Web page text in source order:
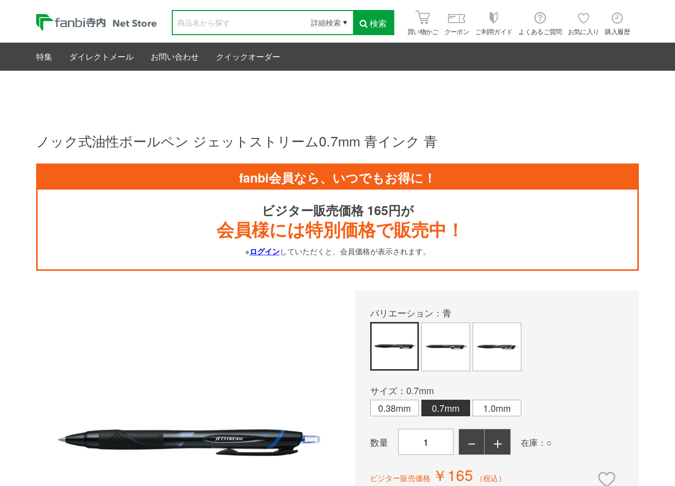
検索
詳細検索
買い物かご クーポン ご利用ガイド よくあるご質問 お気に入り 購入履歴
特集 ダイレクトメール お問い合わせ クイックオーダー
ノック式油性ボールペン ジェットストリーム0.7mm 青インク 青
fanbi会員なら、いつでもお得に！
ビジター販売価格 165円が
会員様には特別価格で販売中！
※ログインしていただくと、会員価格が表示されます。
バリエーション：青
サイズ：0.7mm
0.38mm
0.7mm 1.0mm
数量 － ＋ 在庫：○
ビジター販売価格 ￥165 （税込）